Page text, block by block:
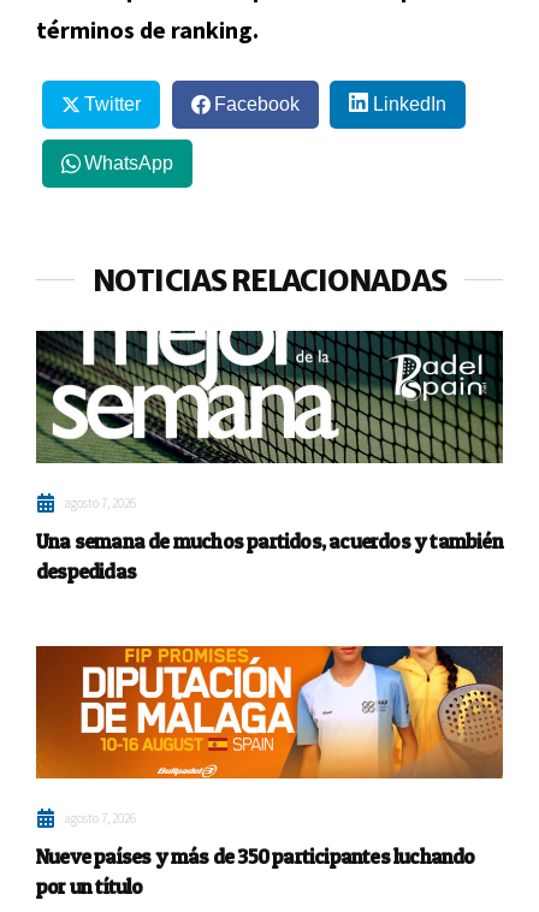
términos de ranking.
Twitter Facebook LinkedIn
WhatsApp
NOTICIAS RELACIONADAS
agosto 7, 2026
Una semana de muchos partidos, acuerdos y también
despedidas
agosto 7, 2026
Nueve países y más de 350 participantes luchando
por un título